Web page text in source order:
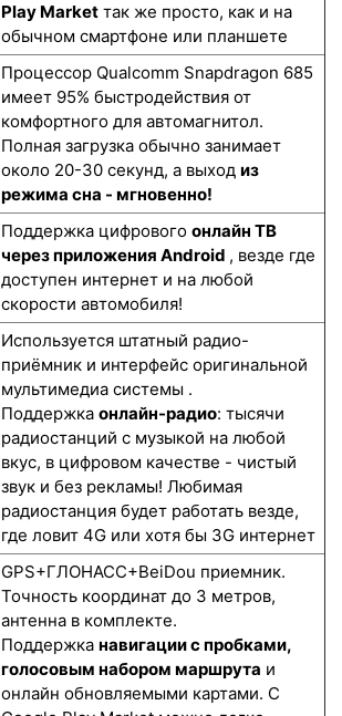
Play Market так же просто, как и на
обычном смартфоне или планшете
Процессор Qualcomm Snapdragon 685
имеет 95% быстродействия от
комфортного для автомагнитол.
Полная загрузка обычно занимает
около 20-30 секунд, а выход из
режима сна - мгновенно!
Поддержка цифрового онлайн ТВ
через приложения Android , везде где
доступен интернет и на любой
скорости автомобиля!
Используется штатный радио-
приёмник и интерфейс оригинальной
мультимедиа системы .
Поддержка онлайн-радио: тысячи
радиостанций с музыкой на любой
вкус, в цифровом качестве - чистый
звук и без рекламы! Любимая
радиостанция будет работать везде,
где ловит 4G или хотя бы 3G интернет
GPS+ГЛОНАСС+BeiDou приемник.
Точность координат до 3 метров,
антенна в комплекте.
Поддержка навигации с пробками,
голосовым набором маршрута и
онлайн обновляемыми картами. С